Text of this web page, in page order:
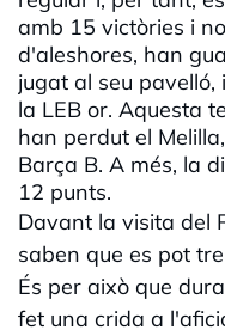
amb 15 victòries i
d'aleshores, han
jugat al seu
la LEB or. Aquesta
han perdut el
Barça B. A més, la
12 punts.
Davant la visita del
saben que es pot
És per això que
fet una crida a